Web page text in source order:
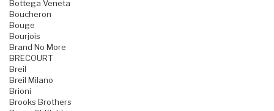
Bottega Veneta
Boucheron
Bouge
Bourjois
Brand No More
BRECOURT
Breil
Breil Milano
Brioni
Brooks Brothers